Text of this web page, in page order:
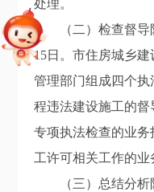
处理。
（二）检查督导阶
15日。市住房城乡
管理部门组成四个
程违法建设施工的
专项执法检查的业
工许可相关工作的业
（三）总结分析阶